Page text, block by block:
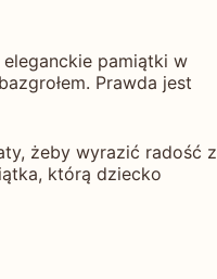
pamiątki w
Prawda jest
żeby wyrazić radość z
którą dziecko